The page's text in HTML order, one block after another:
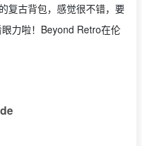
复古背包，感觉很不错，要
力啦！Beyond Retro在伦